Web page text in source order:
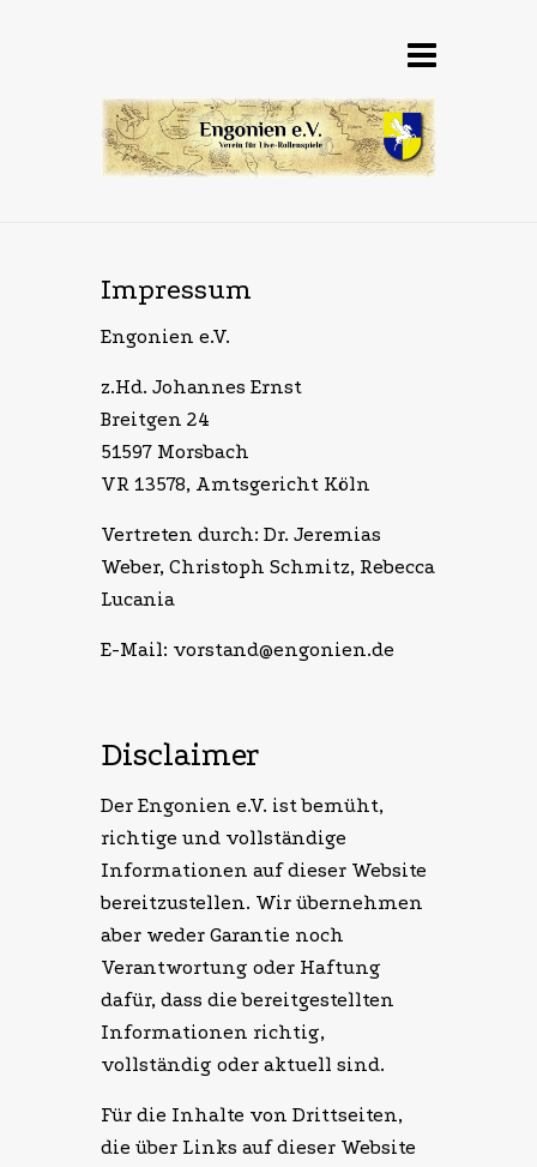
Impressum
Engonien e.V.
z.Hd. Johannes Ernst
Breitgen 24
51597 Morsbach
VR 13578, Amtsgericht Köln
Vertreten durch: Dr. Jeremias
Weber, Christoph Schmitz, Rebecca
Lucania
E-Mail: vorstand@engonien.de
Disclaimer
Der Engonien e.V. ist bemüht,
richtige und vollständige
Informationen auf dieser Website
bereitzustellen. Wir übernehmen
aber weder Garantie noch
Verantwortung oder Haftung
dafür, dass die bereitgestellten
Informationen richtig,
vollständig oder aktuell sind.
Für die Inhalte von Drittseiten,
die über Links auf dieser Website